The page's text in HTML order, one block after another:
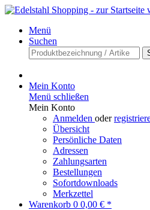
Menü
Suchen
Mein Konto
Menü schließen
Mein Konto
Anmelden oder
Übersicht
Persönliche Daten
Adressen
Zahlungsarten
Bestellungen
Sofortdownloads
Merkzettel
Warenkorb 0 0,00 € *